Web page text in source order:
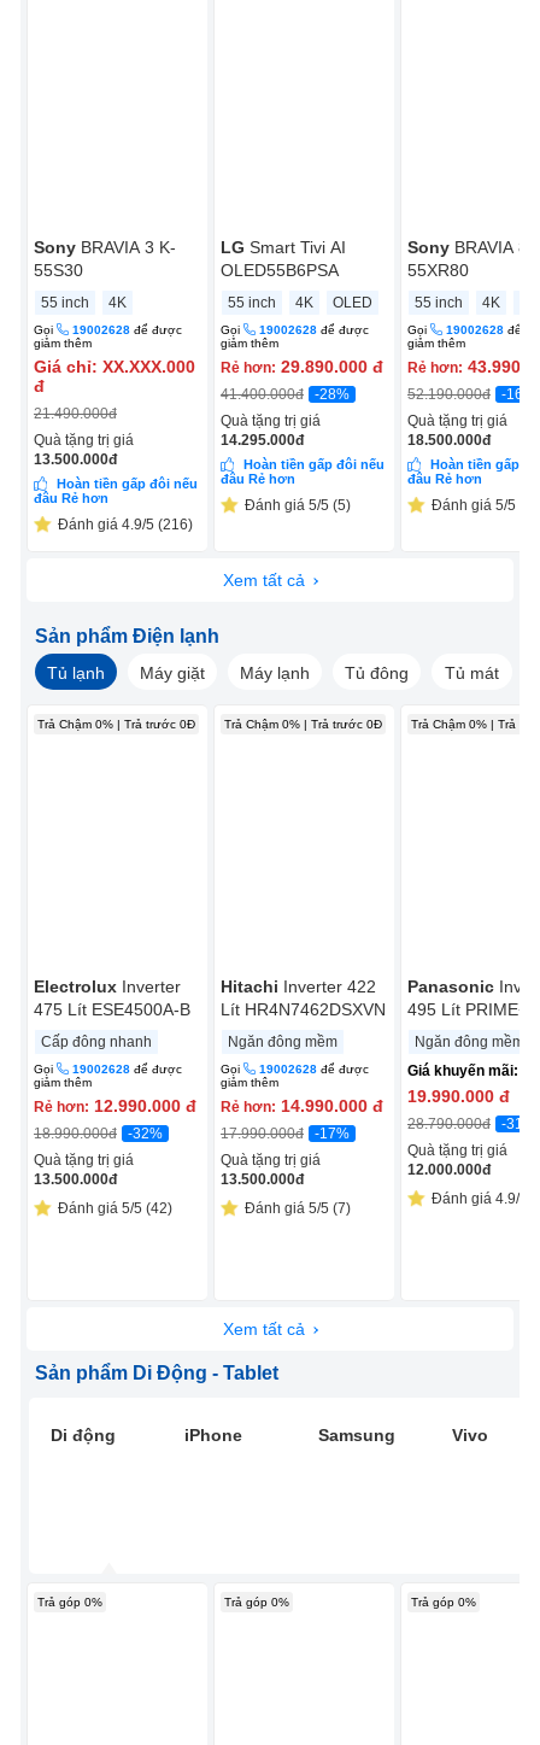
Sony BRAVIA 3 K-
55S30
55 inch 4K
Gọi 19002628 để được
giảm thêm
Giá chỉ: XX.XXX.000
đ
21.490.000đ
Quà tặng trị giá
13.500.000đ
Hoàn tiền gấp đôi nếu
đâu Rẻ hơn
Đánh giá 4.9/5 (216)
LG Smart Tivi AI
OLED55B6PSA
55 inch 4K OLED
Gọi 19002628 để được
giảm thêm
Rẻ hơn: 29.890.000 đ
41.400.000đ
-28%
Quà tặng trị giá
14.295.000đ
Hoàn tiền gấp đôi nếu
đâu Rẻ hơn
Đánh giá 5/5 (5)
Sony BRAVIA 8
55XR80
55 inch 4K
Gọi 19002628 để
giảm thêm
Rẻ hơn:
52.190.000đ
-16%
Quà tặng trị giá
18.500.000đ
Hoàn tiền gấp
đâu Rẻ hơn
Đánh giá 5/5 (5)
Xem tất cả
Sản phẩm Điện lạnh
Tủ lạnh Máy giặt Máy lạnh Tủ đông Tủ mát
Trả Chậm 0% | Trả trước 0Đ
Electrolux Inverter
475 Lít ESE4500A-B
Cấp đông nhanh
Gọi 19002628 để được
giảm thêm
Rẻ hơn: 12.990.000 đ
18.990.000đ
-32%
Quà tặng trị giá
13.500.000đ
Đánh giá 5/5 (42)
Trả Chậm 0% | Trả trước 0Đ
Hitachi Inverter 422
Lít HR4N7462DSXVN
Ngăn đông mềm
Gọi 19002628 để được
giảm thêm
Rẻ hơn: 14.990.000 đ
17.990.000đ
-17%
Quà tặng trị giá
13.500.000đ
Đánh giá 5/5 (7)
Trả Chậm 0% | Trả
Panasonic
495 Lít PRIME+
Edition NR-
CW530HVK9
Ngăn đông mềm
Giá khuyến mãi:
19.990.000 đ
28.790.000đ
-31%
Quà tặng trị giá
12.000.000đ
Đánh giá 4.9/5
Xem tất cả
Sản phẩm Di Động - Tablet
Di động iPhone Samsung Vivo
Trả góp 0% Trả góp 0% Trả góp 0%